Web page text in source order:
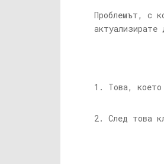
Проблемът, с
1. Това, което
2. След това